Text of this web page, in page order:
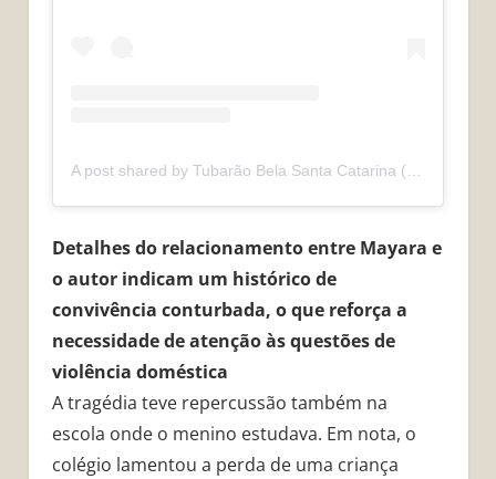
A post shared by Tubarão Bela Santa Catarina (@tubaraobelasantacatarina)
Detalhes do relacionamento entre Mayara e
o autor indicam um histórico de
convivência conturbada, o que reforça a
necessidade de atenção às questões de
violência doméstica
A tragédia teve repercussão também na
escola onde o menino estudava. Em nota, o
colégio lamentou a perda de uma criança